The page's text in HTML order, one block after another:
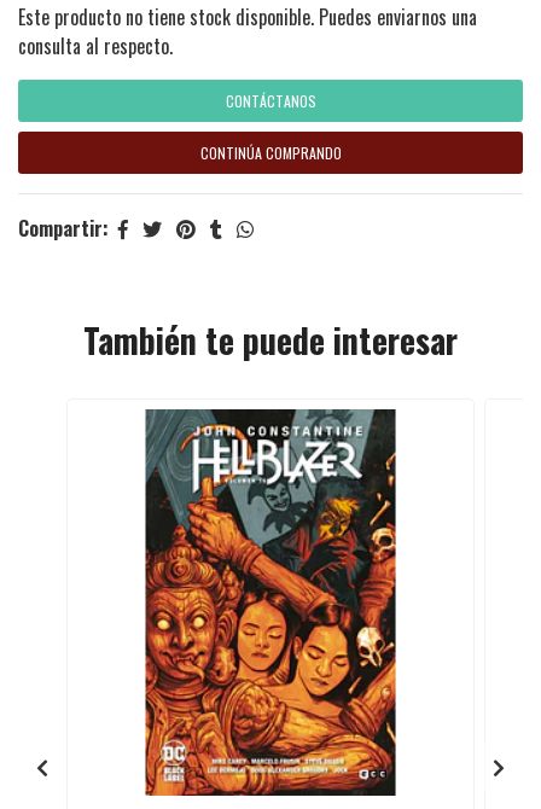
Este producto no tiene stock disponible. Puedes enviarnos una
consulta al respecto.
CONTÁCTANOS
CONTINÚA COMPRANDO
Compartir:
También te puede interesar